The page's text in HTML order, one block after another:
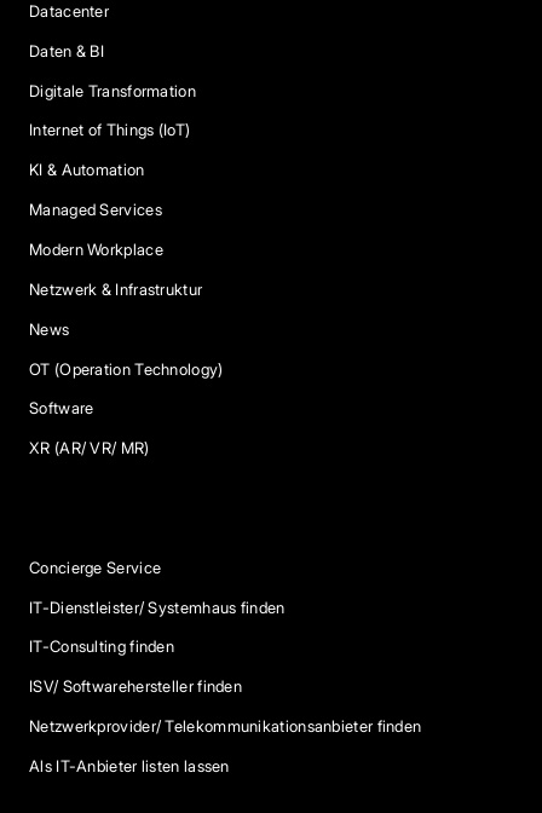
Datacenter
Daten & BI
Digitale Transformation
Internet of Things (IoT)
KI & Automation
Managed Services
Modern Workplace
Netzwerk & Infrastruktur
News
OT (Operation Technology)
Software
XR (AR/ VR/ MR)
Concierge Service
IT-Dienstleister/ Systemhaus finden
IT-Consulting finden
ISV/ Softwarehersteller finden
Netzwerkprovider/ Telekommunikationsanbieter finden
Als IT-Anbieter listen lassen